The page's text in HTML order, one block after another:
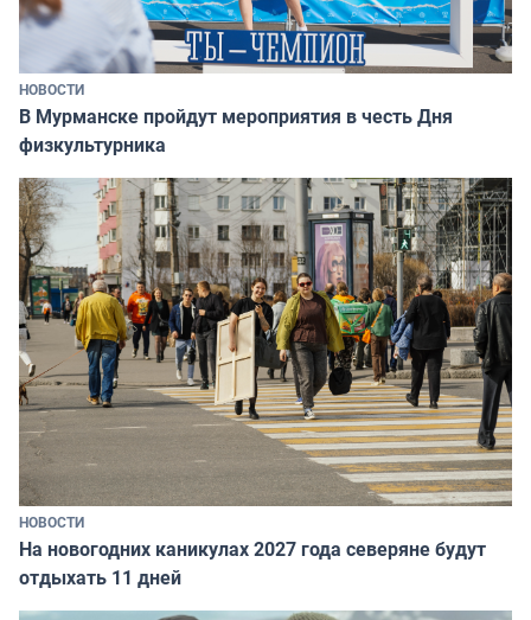
НОВОСТИ
В Мурманске пройдут мероприятия в честь Дня
физкультурника
НОВОСТИ
На новогодних каникулах 2027 года северяне будут
отдыхать 11 дней